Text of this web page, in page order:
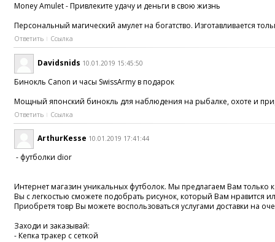
Money Amulet - Привлеките удачу и деньги в свою жизнь
Персональный магический амулет на богатство. Изготавливается
Ответить Ссылка
Davidsnids 10.01.2019 15:45:50
Бинокль Canon и часы SwissArmy в подарок
Мощный японский бинокль для наблюдения на рыбалке, охоте и
Ответить Ссылка
ArthurKesse 10.01.2019 17:41:44
- футболки dior
Интернет магазин уникальных футболок. Мы предлагаем Вам
Вы с легкостью сможете подобрать рисунок, который Вам нравится
Приобретя товр Вы можете воспользоваться услугами доставки на
Заходи и заказывай:
- Кепка тракер с сеткой